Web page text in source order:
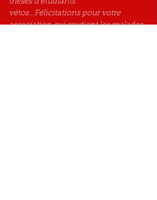
vétos...Félicitations pour votre
association qui soutient les malades